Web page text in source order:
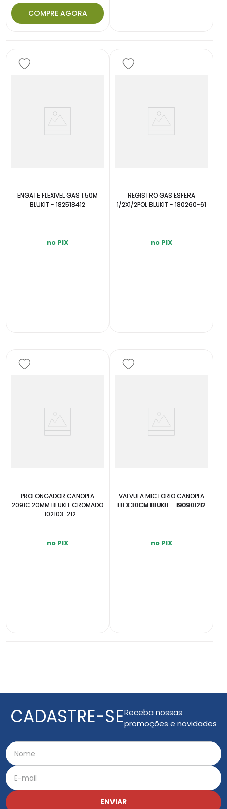
COMPRE AGORA
ENGATE FLEXIVEL GAS 1.50M
BLUKIT - 182518412
no PIX
REGISTRO GAS ESFERA
1/2X1/2POL BLUKIT - 180260-61
no PIX
PROLONGADOR CANOPLA
2091C 20MM BLUKIT CROMADO
- 102103-212
no PIX
VALVULA MICTORIO CANOPLA
FLEX 30CM BLUKIT - 190901212
no PIX
CADASTRE-SEReceba nossas
promoções e novidades
ENVIAR